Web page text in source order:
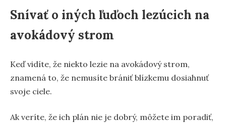
Snívať o iných ľuďoch lezúcich na
avokádový strom
Keď vidíte, že niekto lezie na avokádový strom,
znamená to, že nemusíte brániť blízkemu dosiahnuť
svoje ciele.
Ak veríte, že ich plán nie je dobrý, môžete im poradiť,